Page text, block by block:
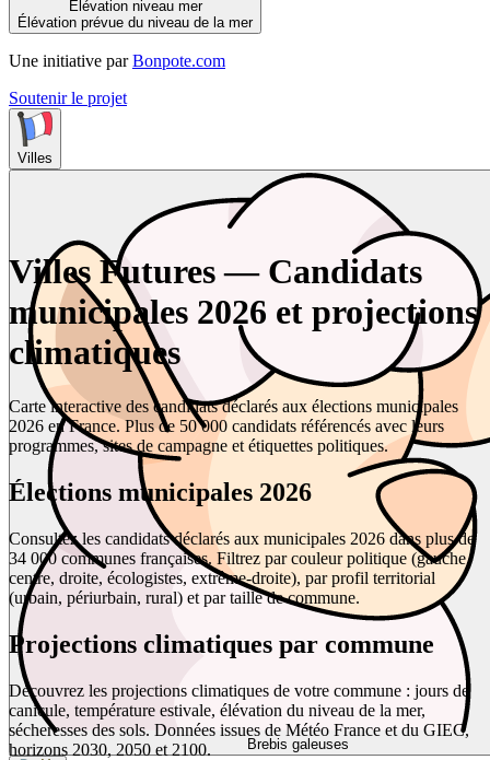
Élévation niveau mer
Élévation prévue du niveau de la mer
Une initiative par Bonpote.com
Soutenir le projet
Villes
Brebis galeuses
Villes Futures — Candidats
municipales 2026 et projections
climatiques
Carte interactive des candidats déclarés aux élections municipales
2026 en France. Plus de 50 000 candidats référencés avec leurs
programmes, sites de campagne et étiquettes politiques.
Élections municipales 2026
Consultez les candidats déclarés aux municipales 2026 dans plus de
34 000 communes françaises. Filtrez par couleur politique (gauche,
centre, droite, écologistes, extrême-droite), par profil territorial
(urbain, périurbain, rural) et par taille de commune.
Projections climatiques par commune
Découvrez les projections climatiques de votre commune : jours de
canicule, température estivale, élévation du niveau de la mer,
sécheresses des sols. Données issues de Météo France et du GIEC,
horizons 2030, 2050 et 2100.